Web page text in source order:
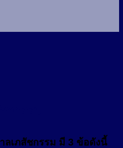
ลเภสัชกรรม มี 3 ข้อดังนี้